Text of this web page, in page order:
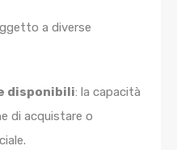
a diverse
disponibili: la capacità
di acquistare o